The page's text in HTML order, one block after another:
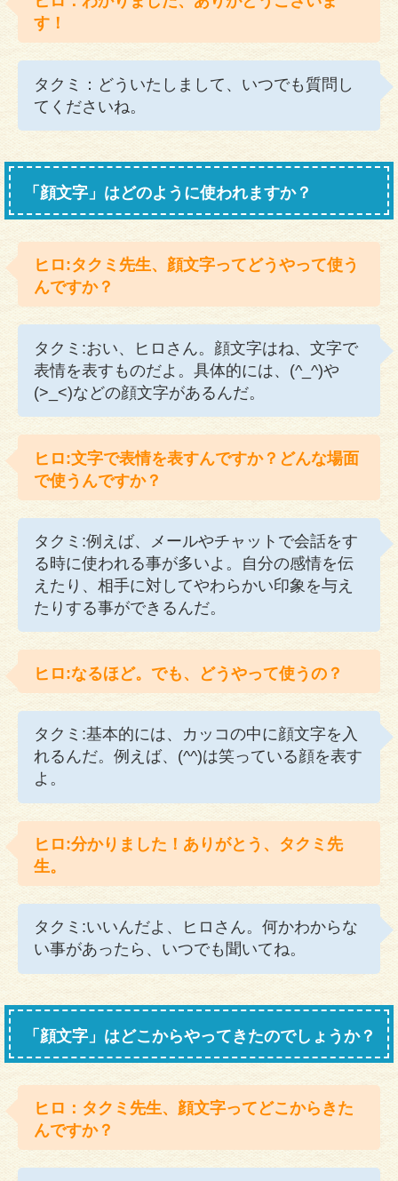
す！
タクミ：どういたしまして、いつでも質問し
てくださいね。
「顔文字」はどのように使われますか？
ヒロ:タクミ先生、顔文字ってどうやって使う
んですか？
タクミ:おい、ヒロさん。顔文字はね、文字で
表情を表すものだよ。具体的には、(^_^)や
(>_<)などの顔文字があるんだ。
ヒロ:文字で表情を表すんですか？どんな場面
で使うんですか？
タクミ:例えば、メールやチャットで会話をす
る時に使われる事が多いよ。自分の感情を伝
えたり、相手に対してやわらかい印象を与え
たりする事ができるんだ。
ヒロ:なるほど。でも、どうやって使うの？
タクミ:基本的には、カッコの中に顔文字を入
れるんだ。例えば、(^^)は笑っている顔を表す
よ。
ヒロ:分かりました！ありがとう、タクミ先
生。
タクミ:いいんだよ、ヒロさん。何かわからな
い事があったら、いつでも聞いてね。
「顔文字」はどこからやってきたのでしょうか？
ヒロ：タクミ先生、顔文字ってどこからきた
んですか？